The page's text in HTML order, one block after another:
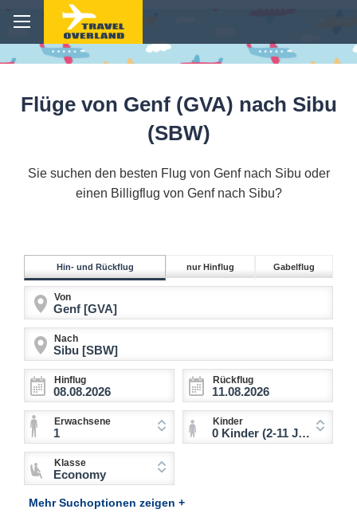
Flüge von Genf (GVA) nach Sibu
(SBW)
Sie suchen den besten Flug von Genf nach Sibu oder
einen Billigflug von Genf nach Sibu?
Hin- und Rückflug nur Hinflug Gabelflug
Von
Nach
Hinflug Rückflug
Erwachsene
1
Kinder
0 Kinder (2-11 Jahre)
Klasse
Economy
Mehr Suchoptionen zeigen +